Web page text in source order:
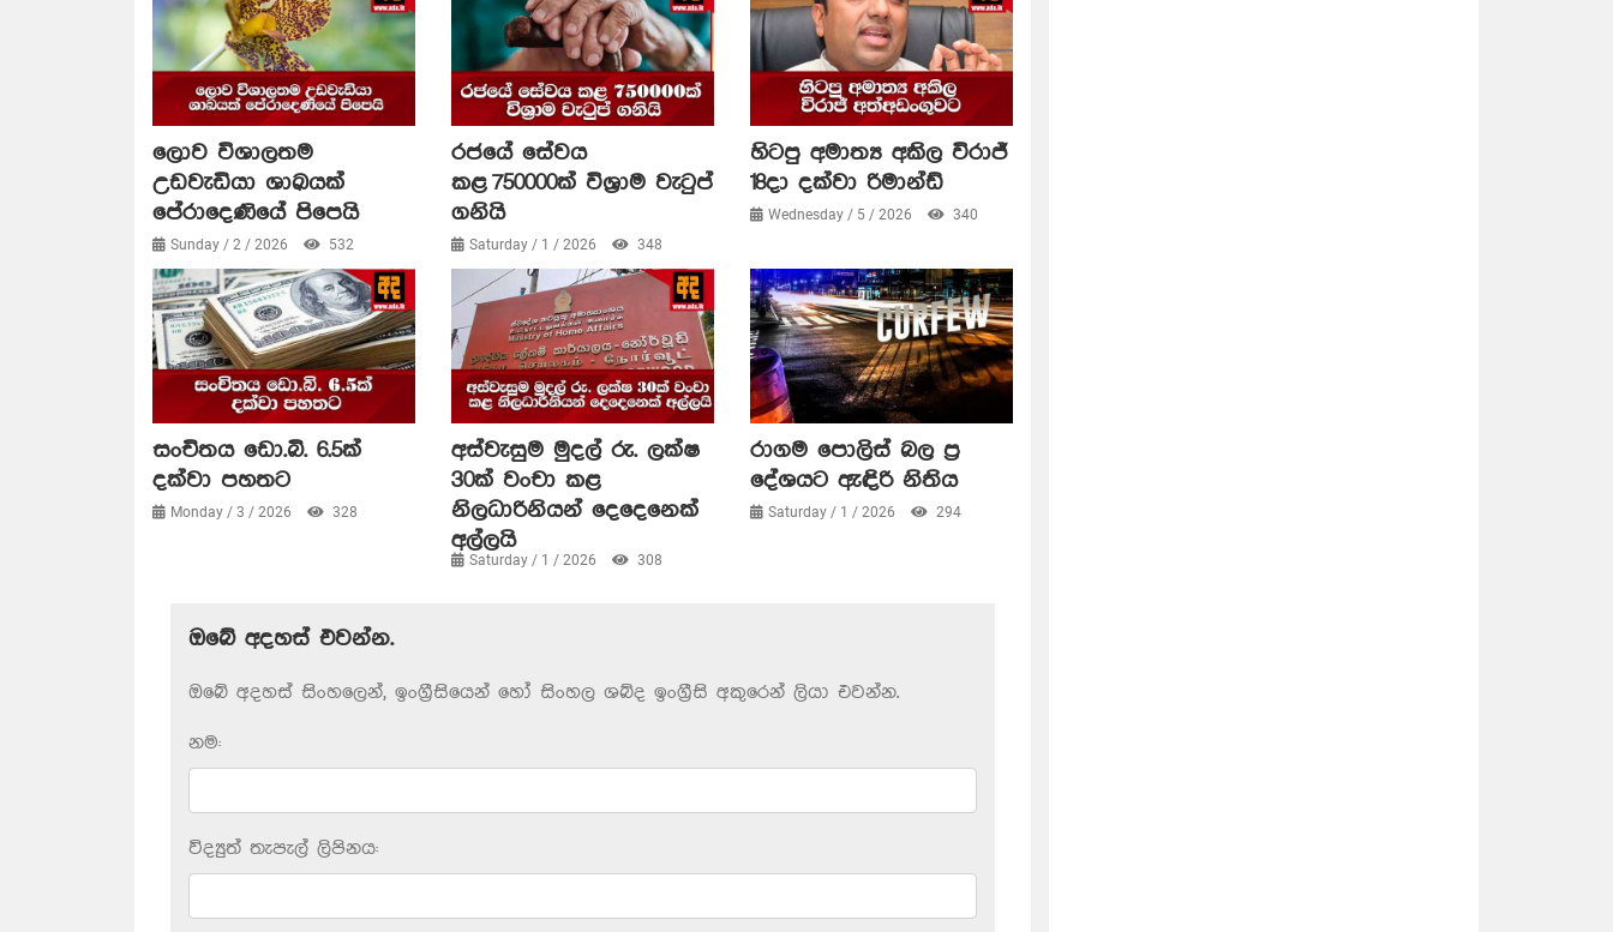
ලොව විශාලතම
උඩවැඩියා ශාඛයක්
පේරාදෙණියේ පිපෙයි
Sunday / 2 / 2026 532
රජයේ සේවය
කළ 750000ක් විශ්‍රාම වැටුප්
ගනියි
Saturday / 1 / 2026 348
හිටපු අමාත්‍ය අකිල විරාජ්
18දා දක්වා රිමාන්ඩ්
Wednesday / 5 / 2026 340
සංචිතය ඩො.බි. 6.5ක්
දක්වා පහතට
Monday / 3 / 2026 328
අස්වැසුම මුදල් රු. ලක්ෂ
30ක් වංචා කළ
නිලධාරිනියන් දෙදෙනෙක්
අල්ලයි
Saturday / 1 / 2026 308
රාගම පොලිස් බල ප්‍ර
දේශයට ඇඳිරි නිතිය
Saturday / 1 / 2026 294
ඔබේ අදහස් එවන්න.
ඔබේ අදහස් සිංහලෙන්, ඉංග්‍රීසියෙන් හෝ සිංහල ශබ්ද ඉංග්‍රීසි අකුරෙන් ලියා එවන්න.
නම:
විද්‍යුත් තැපැල් ලිපිනය: